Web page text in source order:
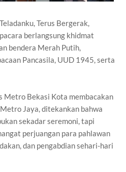
Terus Bergerak,
berlangsung khidmat
bendera Merah Putih,
Pancasila, UUD 1945, serta
Metro Bekasi Kota membacakan
Jaya, ditekankan bahwa
sekadar seremoni, tapi
perjuangan para pahlawan
dan pengabdian sehari-hari